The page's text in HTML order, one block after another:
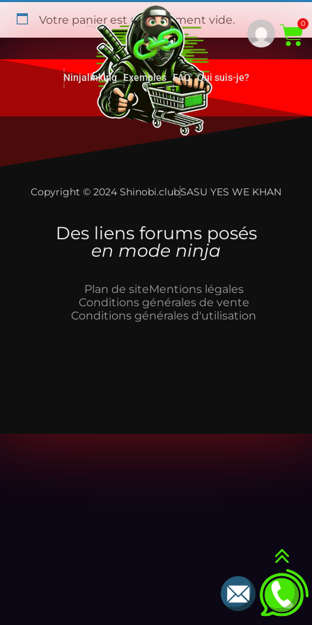
Ninjalinking Exemples FAQ Qui suis-je?
0
Votre panier est actuellement vide.
Copyright © 2024 Shinobi.clubSASU YES WE KHAN
Des liens forums posés
en mode ninja
Plan de siteMentions légales
Conditions générales de vente
Conditions générales d'utilisation